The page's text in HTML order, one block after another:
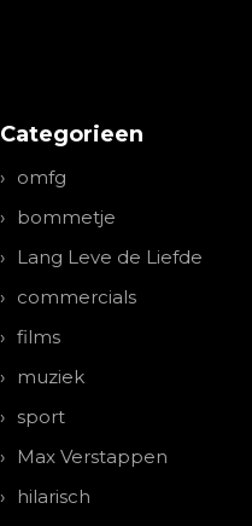
Categorieen
omfg
bommetje
Lang Leve de Liefde
commercials
films
muziek
sport
Max Verstappen
hilarisch